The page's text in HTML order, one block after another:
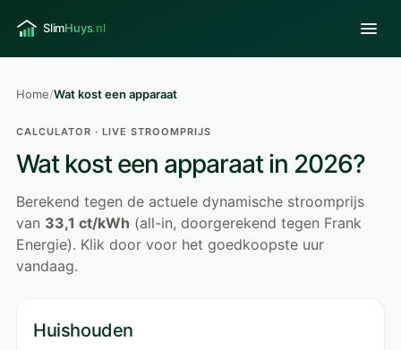
Home/Wat kost een apparaat
CALCULATOR · LIVE STROOMPRIJS
Wat kost een apparaat in 2026?
Berekend tegen de actuele dynamische stroomprijs
van 33,1 ct/kWh (all-in, doorgerekend tegen Frank
Energie). Klik door voor het goedkoopste uur
vandaag.
Huishouden